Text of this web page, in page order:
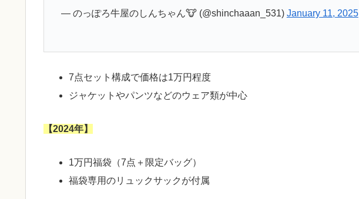
— のっぽろ牛屋のしんちゃん🐮 (@shinchaaan_531) January 11, 2025
7点セット構成で価格は1万円程度
ジャケットやパンツなどのウェア類が中心
【2024年】
1万円福袋（7点＋限定バッグ）
福袋専用のリュックサックが付属